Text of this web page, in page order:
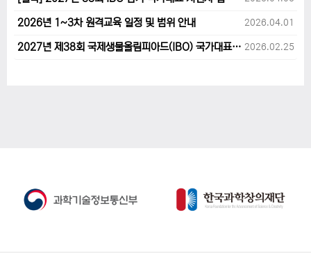
2026년 1~3차 원격교육 일정 및 범위 안내 2026.04.01
2027년 제38회 국제생물올림피아드(IBO) 국가대표 후보자 지원 안내 2026.02.25